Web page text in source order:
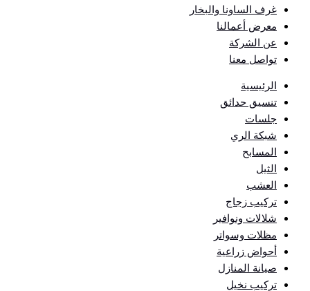
غرف الساونا والبخار
معرض أعمالنا
عن الشركة
تواصل معنا
الرئيسية
تنسيق حدائق
جلسات
شبكة الري
المسابح
الثيل
العشب
تركيب زجاج
شلالات ونوافير
مظلات وسواتر
أحواض زراعية
صيانة المنازل
تركيب نخيل